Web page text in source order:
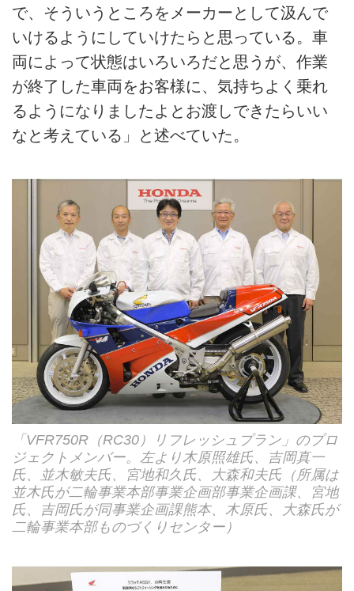
で、そういうところをメーカーとして汲んで
いけるようにしていけたらと思っている。車
両によって状態はいろいろだと思うが、作業
が終了した車両をお客様に、気持ちよく乗れ
るようになりましたよとお渡しできたらいい
なと考えている」と述べていた。
「VFR750R（RC30）リフレッシュプラン」のプロ
ジェクトメンバー。左より木原照雄氏、吉岡真一
氏、並木敏夫氏、宮地和久氏、大森和夫氏（所属は
並木氏が二輪事業本部事業企画部事業企画課、宮地
氏、吉岡氏が同事業企画課熊本、木原氏、大森氏が
二輪事業本部ものづくりセンター）